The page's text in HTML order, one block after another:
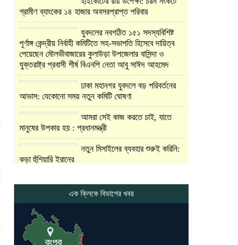
গ্রামীণ ব্যাংকের ১৪ হাজার অবসরপ্রাপ্ত পরিবার
যুবদলের নবগঠিত ১৫১ সদস্যবিশিষ্ট
পূর্ণাঙ্গ কেন্দ্রীয় নির্বাহী কমিটিতে সহ-সভাপতি হিসেবে দায়িত্ব
পেয়েছেন মৌলভীবাজারের কুলাউড়া উপজেলার বাসিন্দা ও
যুক্তরাষ্ট্র প্রবাসী শীর্ষ বিএনপি নেতা আবু সাঈদ আহমেদ
ঢাকা মহানগর যুবদলে বড় পরিবর্তনের
আভাস: যেকোনো সময় নতুন কমিটি ঘোষণা
আমরা সেই কাজ করতে চাই, যাতে
মানুষের উপকার হয় : প্রধানমন্ত্রী
নতুন মিসাইলের ব্যবহার শুরুই করিনি:
কড়া হুঁশিয়ারি ইরানের
প্রণালি সবার জন্য উন্মুক্ত: আরাকচি
ট্রাম্প
এক ক্লিকে বিভাগের খবর